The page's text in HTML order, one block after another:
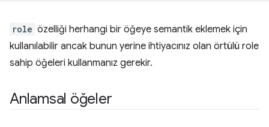
role özelliği herhangi bir öğeye semantik eklemek için
kullanılabilir ancak bunun yerine ihtiyacınız olan örtülü role
sahip öğeleri kullanmanız gerekir.
Anlamsal öğeler